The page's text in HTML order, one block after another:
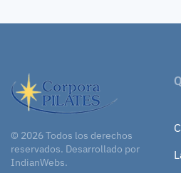
© 2026Todos los derechos
reservados. Desarrollado por
IndianWebs.